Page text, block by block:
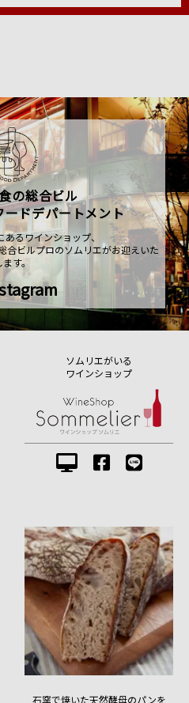
の総合ビル
ドデパートメント
るワインショップ、
合ビルプロのソムリエがお迎えいた
ます。
ソムリエがいる
ワインショップ
石窯で焼いた天然酵母のパンを